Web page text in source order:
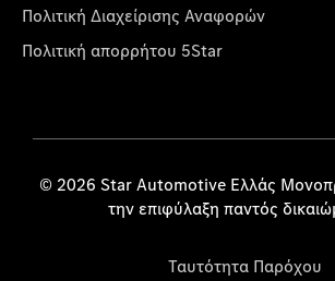
Πολιτική Διαχείρισης Αναφορών
Πολιτική απορρήτου 5Star
© 2026 Star Automotive Ελλάς
την επιφύλαξη παντός
Ταυτότητα Παρόχου